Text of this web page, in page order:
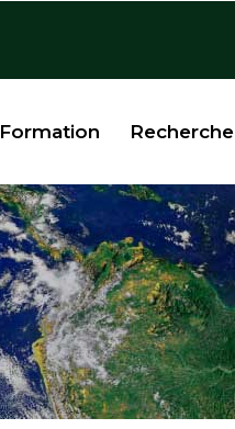
Formation Recherche